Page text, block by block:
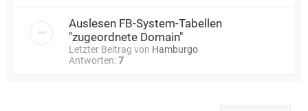
Auslesen FB-System-Tabellen
"zugeordnete Domain"
Letzter Beitrag von Hamburgo
Antworten:7